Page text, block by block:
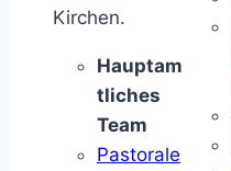
Kirchen.
Hauptam
tliches
Team
Pastorale